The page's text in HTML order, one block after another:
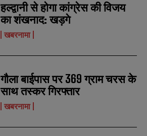
हल्द्वानी से होगा कांग्रेस की विजय
का शंखनाद: खड़गे
खबरनामा
गौला बाईपास पर 369 ग्राम चरस के
साथ तस्कर गिरफ्तार
खबरनामा